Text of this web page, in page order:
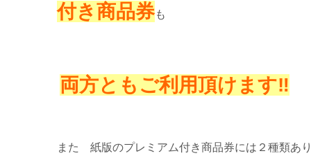
付き商品券も
両方ともご利用頂けます‼
また 紙版のプレミアム付き商品券には２種類あ